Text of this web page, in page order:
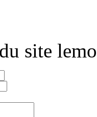
site